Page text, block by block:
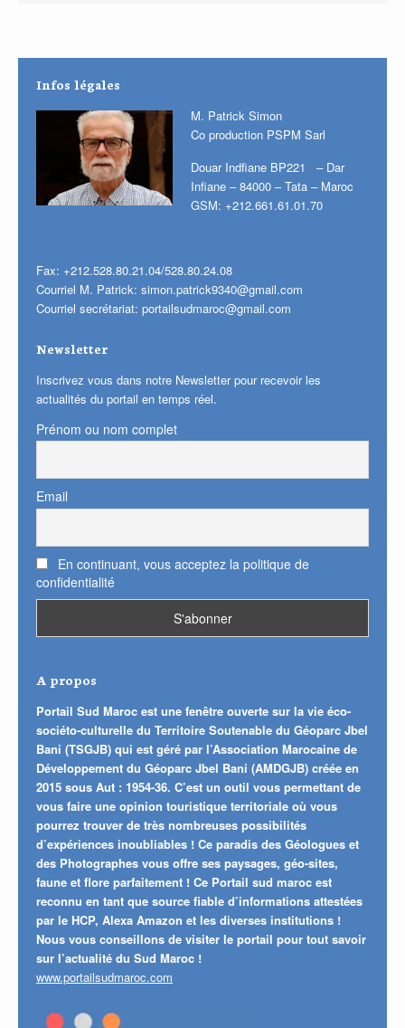
Infos légales
M. Patrick Simon
Co production PSPM Sarl
Douar Indfiane BP221 – Dar
Infiane – 84000 – Tata – Maroc
GSM: +212.661.61.01.70
Fax: +212.528.80.21.04/528.80.24.08
Courriel M. Patrick: simon.patrick9340@gmail.com
Courriel secrétariat: portailsudmaroc@gmail.com
Newsletter
Inscrivez vous dans notre Newsletter pour recevoir les
actualités du portail en temps réel.
Prénom ou nom complet
Email
En continuant, vous acceptez la politique de
confidentialité
A propos
Portail Sud Maroc est une fenêtre ouverte sur la vie éco-
sociéto-culturelle du Territoire Soutenable du Géoparc Jbel
Bani (TSGJB) qui est géré par l’Association Marocaine de
Développement du Géoparc Jbel Bani (AMDGJB) créée en
2015 sous Aut : 1954-36. C’est un outil vous permettant de
vous faire une opinion touristique territoriale où vous
pourrez trouver de très nombreuses possibilités
d’expériences inoubliables ! Ce paradis des Géologues et
des Photographes vous offre ses paysages, géo-sites,
faune et flore parfaitement ! Ce Portail sud maroc est
reconnu en tant que source fiable d’informations attestées
par le HCP, Alexa Amazon et les diverses institutions !
Nous vous conseillons de visiter le portail pour tout savoir
sur l’actualité du Sud Maroc !
www.portailsudmaroc.com